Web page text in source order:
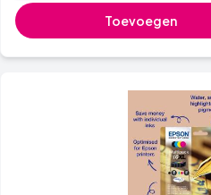
Toevoegen